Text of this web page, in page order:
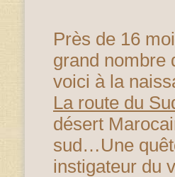
Près de 16
grand nombre
voici à la
La route du
désert
sud…Une
instigateur du